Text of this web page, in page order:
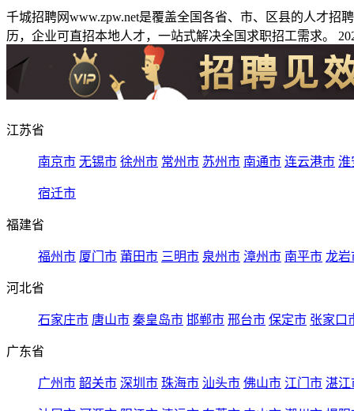
千城招聘网www.zpw.net是覆盖全国各省、市、区县的人才
历，企业可直招本地人才，一站式解决全国求职招工需求。
江苏省
南京市 无锡市 徐州市 常州市 苏州市 南通市 连云港市 淮
宿迁市
福建省
福州市 厦门市 莆田市 三明市 泉州市 漳州市 南平市 龙岩
河北省
石家庄市 唐山市 秦皇岛市 邯郸市 邢台市 保定市 张家口
广东省
广州市 韶关市 深圳市 珠海市 汕头市 佛山市 江门市 湛江